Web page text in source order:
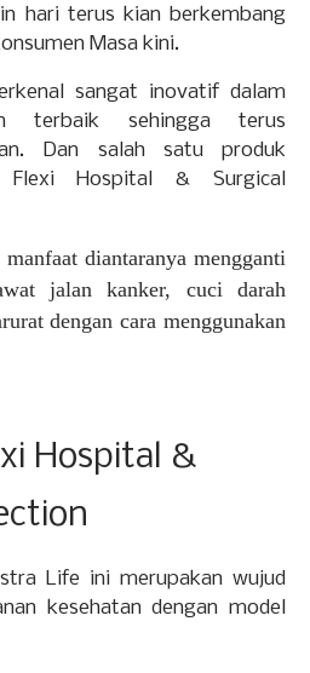
hari terus kian berkembang
Masa kini.
sangat inovatif dalam
terbaik sehingga terus
Dan salah satu produk
Flexi Hospital & Surgical
diantaranya mengganti
jalan kanker, cuci darah
dengan cara menggunakan
Hospital &
Life ini merupakan wujud
kesehatan dengan model